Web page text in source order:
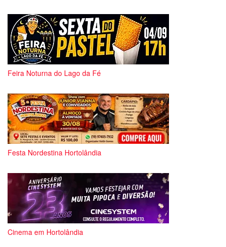
Feira Noturna do Lago da Fé
Festa Nordestina Hortolândia
Cinema em Hortolândia